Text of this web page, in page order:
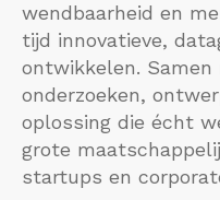
wendbaarheid en
tijd innovatieve,
ontwikkelen.
onderzoeken,
oplossing die écht
grote
startups en